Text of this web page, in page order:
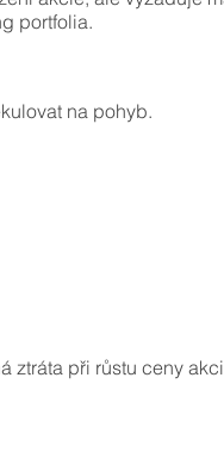
portfolia.
na pohyb.
ztráta při růstu ceny